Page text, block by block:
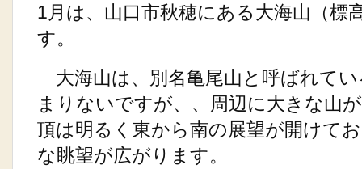
1月は、山口市秋穂にある大海山（標
す。
大海山は、別名亀尾山と呼ばれて
まりないですが、、周辺に大きな山
頂は明るく東から南の展望が開けて
な眺望が広がります。